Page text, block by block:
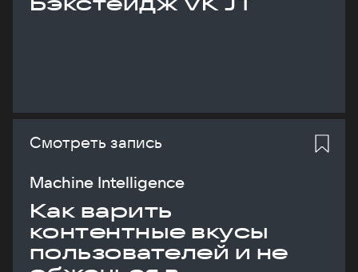
Смотреть запись
Machine Intelligence
Как варить
контентные вкусы
пользователей и не